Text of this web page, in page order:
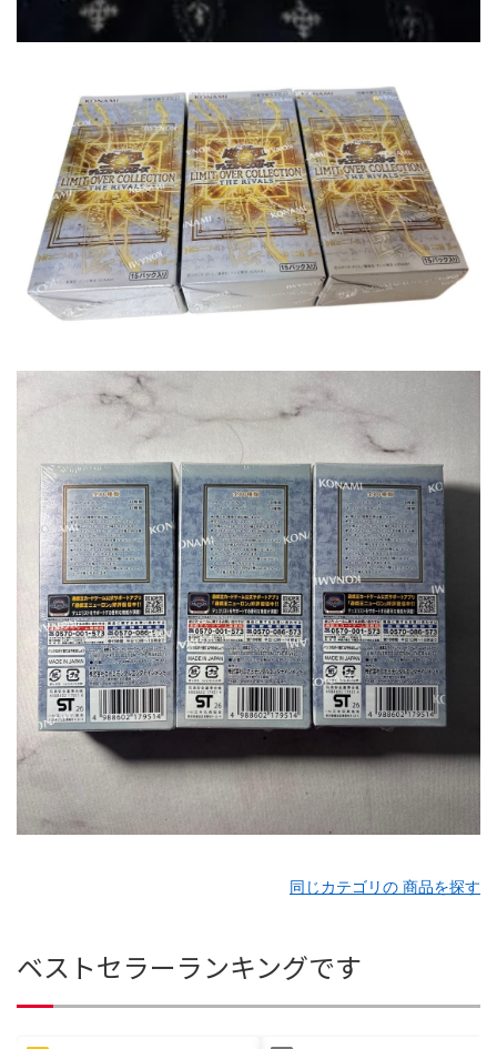
同じカテゴリの 商品を探す
ベストセラーランキングです